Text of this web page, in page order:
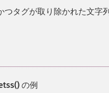
つタグが取り除かれた文字
の例